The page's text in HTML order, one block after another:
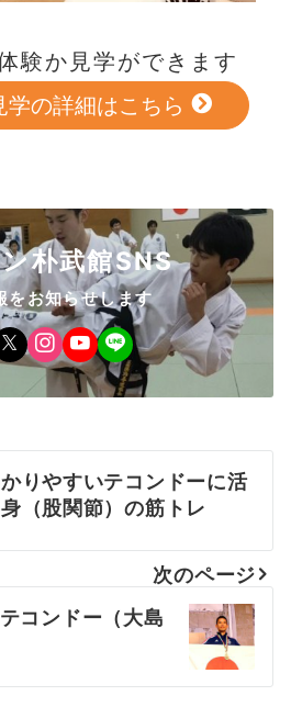
験か見学ができます
の詳細はこちら
朴武館SNS
をお知らせします
りやすいテコンドーに活
（股関節）の筋トレ
次のページ
コンドー（大島